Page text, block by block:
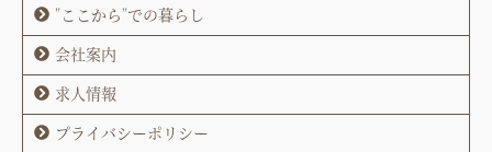
"ここから"での暮らし
会社案内
求人情報
プライバシーポリシー